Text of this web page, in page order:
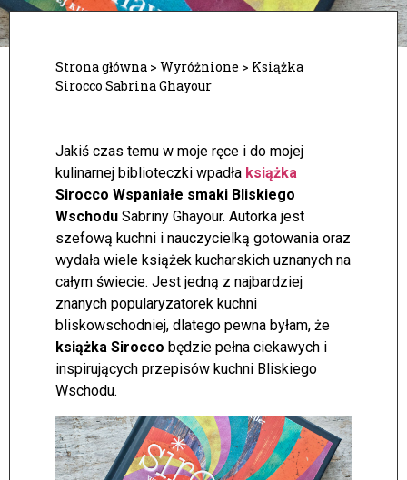
Strona główna > Wyróżnione > Książka
Sirocco Sabrina Ghayour
Jakiś czas temu w moje ręce i do mojej
kulinarnej biblioteczki wpadła książka
Sirocco Wspaniałe smaki Bliskiego
Wschodu Sabriny Ghayour. Autorka jest
szefową kuchni i nauczycielką gotowania oraz
wydała wiele książek kucharskich uznanych na
całym świecie. Jest jedną z najbardziej
znanych popularyzatorek kuchni
bliskowschodniej, dlatego pewna byłam, że
książka Sirocco będzie pełna ciekawych i
inspirujących przepisów kuchni Bliskiego
Wschodu.